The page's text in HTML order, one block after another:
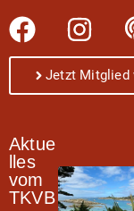
Jetzt Mitglied
Aktue
lles
vom
TKVB